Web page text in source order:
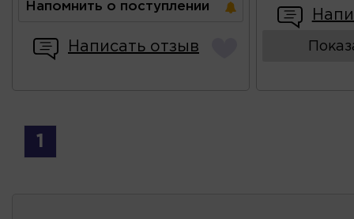
Напомнить о поступлении
Написать отзыв
1